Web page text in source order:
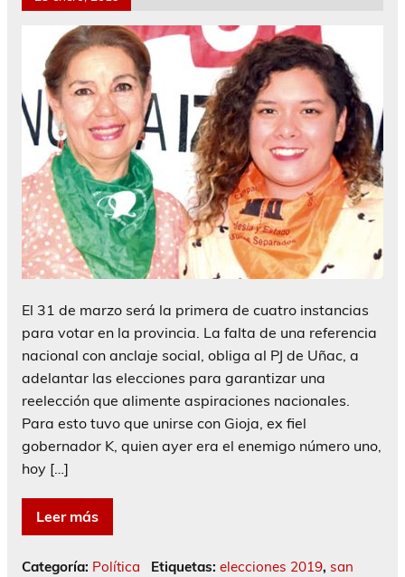
El 31 de marzo será la primera de cuatro instancias
para votar en la provincia. La falta de una referencia
nacional con anclaje social, obliga al PJ de Uñac, a
adelantar las elecciones para garantizar una
reelección que alimente aspiraciones nacionales.
Para esto tuvo que unirse con Gioja, ex fiel
gobernador K, quien ayer era el enemigo número uno,
hoy […]
Leer más
Categoría: Política Etiquetas: elecciones 2019, san